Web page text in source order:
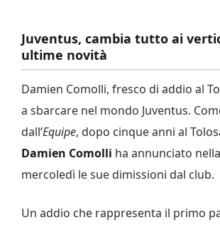
Juventus, cambia tutto ai
ultime novità
Damien Comolli, fresco di addio al
a sbarcare nel mondo Juventus.
dall’Equipe, dopo cinque anni al
Damien Comolli ha annunciato
mercoledì le sue dimissioni dal club.
Un addio che rappresenta il primo